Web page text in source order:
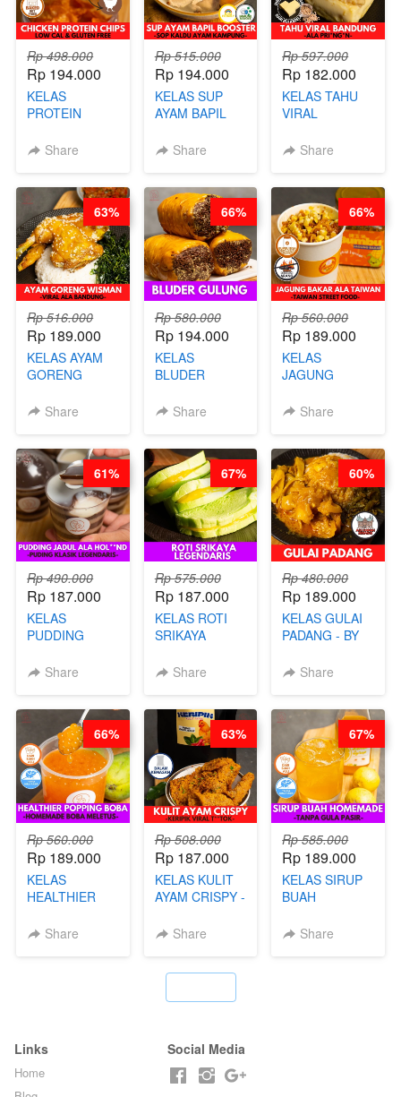
Rp 498.000
Rp 194.000
KELAS
PROTEIN
CHIPS -
RENDAH
KALORI
GLUTEN FREE
BY CHEF DITA
Share
Rp 515.000
Rp 194.000
KELAS SUP
AYAM BAPIL
SOP KALDU
CHEF
STEPHANIE
Share
Rp 597.000
Rp 182.000
KELAS TAHU
VIRAL
ALA PRI*NG*N
Share
Rp 516.000
Rp 189.000
KELAS AYAM
GORENG
VIRAL ALA
STEPHANIE
Share
63%
Rp 580.000
Rp 194.000
KELAS
BLUDER
CHEF DITA
Share
66%
Rp 560.000
Rp 189.000
KELAS
JAGUNG
TAIWAN -
FOOD- BY
CHEF
STEPHANIE
Share
66%
Rp 490.000
Rp 187.000
KELAS
PUDDING
HOL**ND -
LEGENDARIS -
BY CHEF DITA
Share
61%
Rp 575.000
Rp 187.000
KELAS ROTI
SRIKAYA
BY CHEF DITA
Share
67%
Rp 480.000
Rp 189.000
KELAS GULAI
PADANG - BY
NADIA
Share
60%
Rp 560.000
Rp 189.000
KELAS
HEALTHIER
BOBA -
Share
66%
Rp 508.000
Rp 187.000
KELAS KULIT
AYAM CRISPY -
T**TOK - BY
Share
63%
Rp 585.000
Rp 189.000
KELAS SIRUP
BUAH
TANPA GULA
Share
67%
Links
Home
Social Media